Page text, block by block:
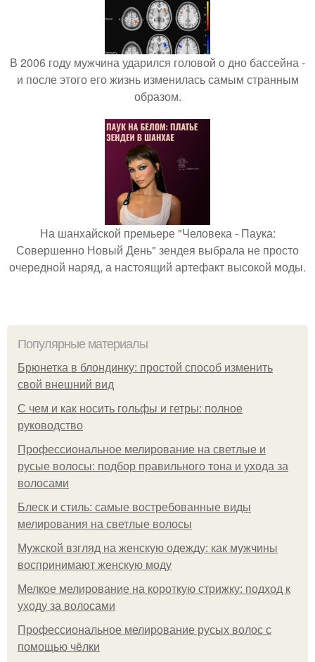
В 2006 году мужчина ударился головой о дно бассейна -
и после этого его жизнь изменилась самым странным
образом.
На шанхайской премьере "Человека - Паука:
Совершенно Новый День" зендея выбрала не просто
очередной наряд, а настоящий артефакт высокой моды.
Популярные материалы
Брюнетка в блондинку: простой способ изменить
свой внешний вид
С чем и как носить гольфы и гетры: полное
руководство
Профессиональное мелирование на светлые и
русые волосы: подбор правильного тона и ухода за
волосами
Блеск и стиль: самые востребованные виды
мелирования на светлые волосы
Мужской взгляд на женскую одежду: как мужчины
воспринимают женскую моду
Мелкое мелирование на короткую стрижку: подход к
уходу за волосами
Профессиональное мелирование русых волос с
помощью чёлки